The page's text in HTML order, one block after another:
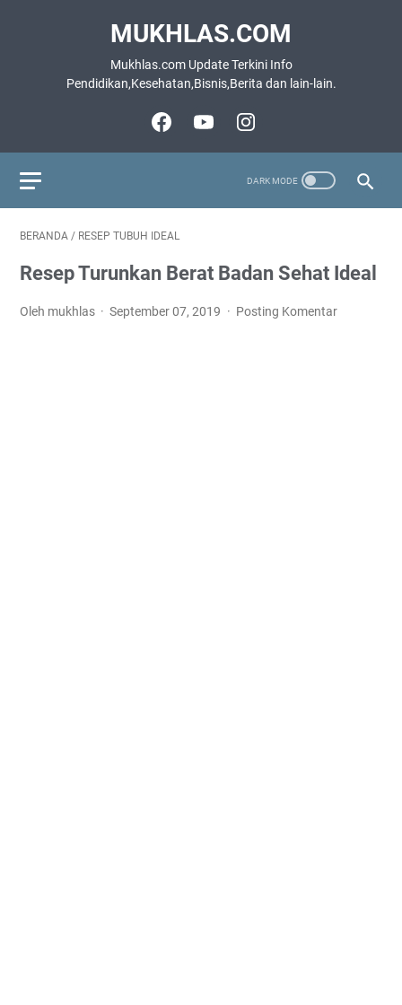
MUKHLAS.COM
Mukhlas.com Update Terkini Info
Pendidikan,Kesehatan,Bisnis,Berita dan lain-lain.
BERANDA / RESEP TUBUH IDEAL
Resep Turunkan Berat Badan Sehat Ideal
Oleh mukhlas September 07, 2019 Posting Komentar